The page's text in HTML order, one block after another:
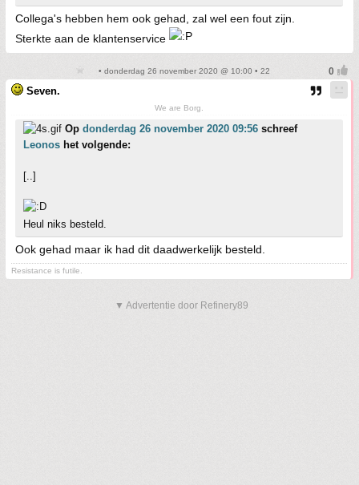
Collega's hebben hem ook gehad, zal wel een fout zijn.
Sterkte aan de klantenservice
• donderdag 26 november 2020 @ 10:00 • 22
Seven.
We are Borg.
Op donderdag 26 november 2020 09:56 schreef
Leonos het volgende:
[..]
Heul niks besteld.
Ook gehad maar ik had dit daadwerkelijk besteld.
Resistance is futile.
▼ Advertentie door Refinery89